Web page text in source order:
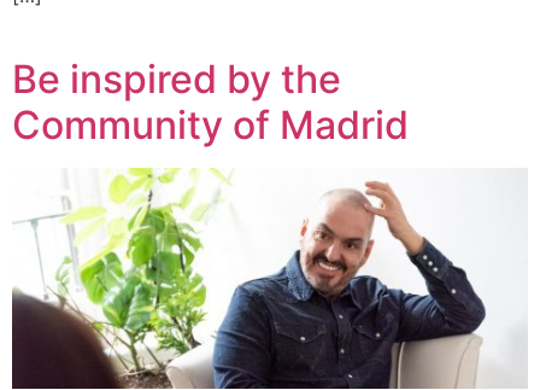
Be inspired by the
Community of Madrid